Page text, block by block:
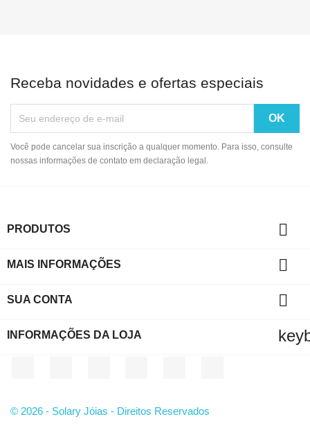
Receba novidades e ofertas especiais
Você pode cancelar sua inscrição a qualquer momento. Para isso, consulte
nossas informações de contato em declaração legal.
PRODUTOS 
MAIS INFORMAÇÕES 
SUA CONTA 
INFORMAÇÕES DA LOJA
© 2026 - Solary Jóias - Direitos Reservados